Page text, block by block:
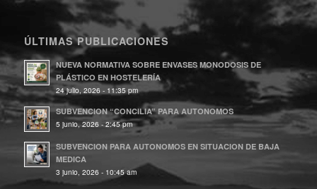
ÚLTIMAS PUBLICACIONES
NUEVA NORMATIVA SOBRE ENVASES MONODOSIS DE
PLÁSTICO EN HOSTELERÍA
24 julio, 2026 - 11:35 pm
SUBVENCION “CONCILIA” PARA AUTONOMOS
5 junio, 2026 - 2:45 pm
SUBVENCION PARA AUTONOMOS EN SITUACION DE BAJA
MEDICA
3 junio, 2026 - 10:45 am